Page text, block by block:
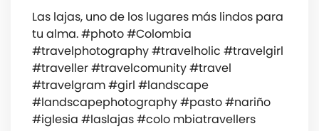
Las lajas, uno de los lugares más lindos para
tu alma. #photo #Colombia
#travelphotography #travelholic #travelgirl
#traveller #travelcomunity #travel
#travelgram #girl #landscape
#landscapephotography #pasto #nariño
#iglesia #laslajas #colo mbiatravellers